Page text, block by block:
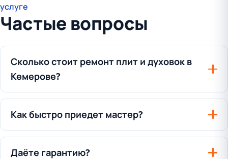
услуге
Частые вопросы
Сколько стоит ремонт плит и духовок в
Кемерове?
Как быстро приедет мастер?
Даёте гарантию?